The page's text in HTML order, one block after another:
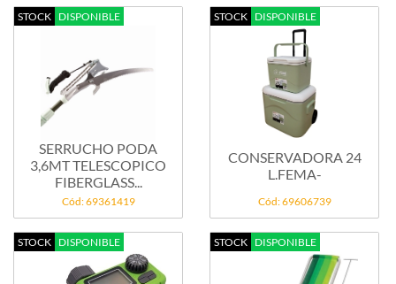
STOCK DISPONIBLE
SERRUCHO PODA
3,6MT TELESCOPICO
FIBERGLASS...
Cód: 69361419
STOCK DISPONIBLE
CONSERVADORA 24
L.FEMA-
Cód: 69606739
STOCK DISPONIBLE STOCK DISPONIBLE